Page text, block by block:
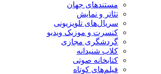
مستندهای جهان
تئاتر و نمایش
سریال‌های تلویزیونی
کنسرت و موزیک ویدیو
گردشگری مجازی
کلاب شنیدانه
کتابخانه صوتی
فیلم‌های کوتاه